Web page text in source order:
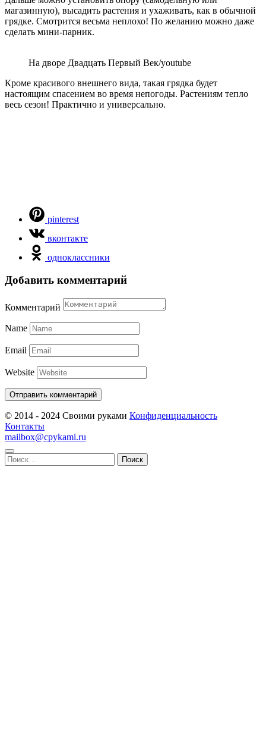
магазинную), высадить растения и ухаживать, как в обычной
грядке. Смотрится весьма неплохо! По желанию можно даже
сделать мини-парник.
На дворе Двадцать Первый Век/youtube
Кроме красивого внешнего вида, такая грядка будет
настоящим спасением во время непогоды. Растениям тепло
весь сезон! Практично и универсально.
pinterest
вконтакте
одноклассники
Добавить комментарий
Комментарий
Name
Email
Website
© 2014 - 2024 Своими руками Конфиденциальность
Контакты
mailbox@cpykami.ru
Найти: